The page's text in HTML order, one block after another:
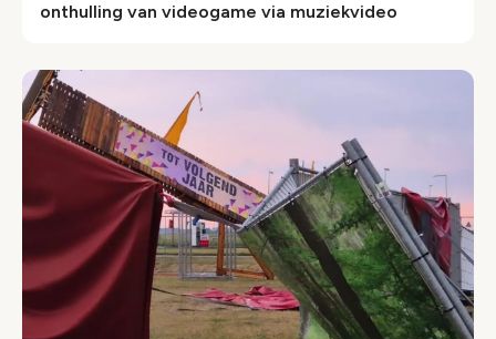
onthulling van videogame via muziekvideo